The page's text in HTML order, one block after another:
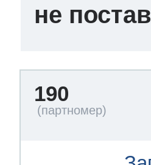
не
190